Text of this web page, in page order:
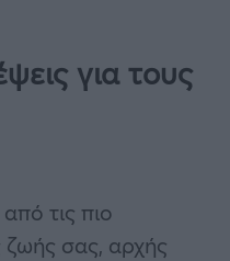
για τους
τις πιο
ζωής σας, αρχής